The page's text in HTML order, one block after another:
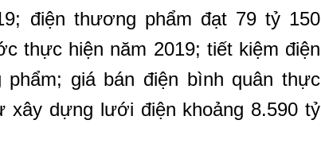
điện thương phẩm đạt 79 tỷ 150
thực hiện năm 2019; tiết kiệm điện
giá bán điện bình quân thực
xây dựng lưới điện khoảng 8.590 tỷ